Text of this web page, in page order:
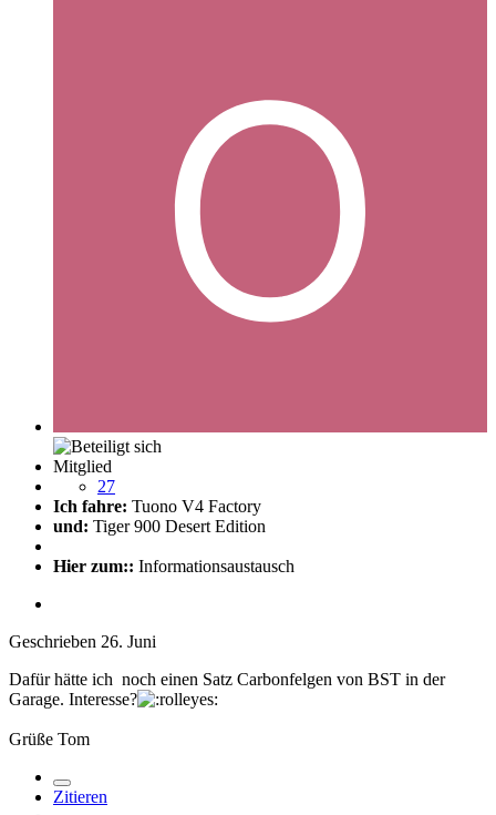
Mitglied
27
Ich fahre: Tuono V4 Factory
und: Tiger 900 Desert Edition
Hier zum:: Informationsaustausch
Geschrieben 26. Juni
Dafür hätte ich noch einen Satz Carbonfelgen von BST in der
Garage. Interesse?
Grüße Tom
Zitieren